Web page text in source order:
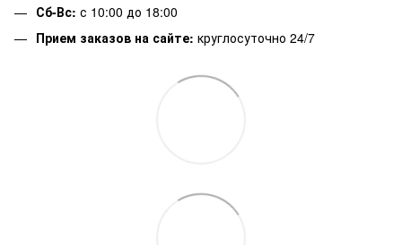
Сб-Вс: с 10:00 до 18:00
Прием заказов на сайте: круглосуточно 24/7